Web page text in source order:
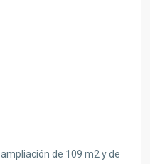
de 109 m2 y de